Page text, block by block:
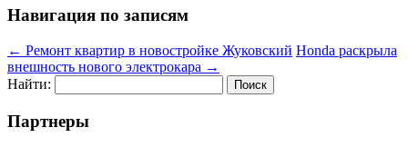
Навигация по записям
← Ремонт квартир в новостройке Жуковский Honda раскрыла
внешность нового электрокара →
Найти:
Партнеры